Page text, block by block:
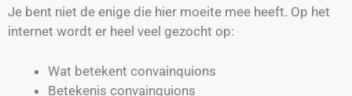
Je bent niet de enige die hier moeite mee heeft. Op het
internet wordt er heel veel gezocht op:
Wat betekent convainquions
Betekenis convainquions